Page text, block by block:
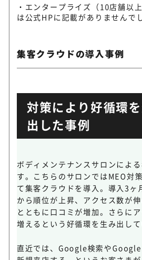
エンタープライズ（10店舗以
は公式HPに記載がありませんで
集客クラウドの導入事例
対策により好循環
出した事例
ボディメンテナンスサロンによ
す。こちらのサロンではMEO対
て集客クラウドを導入。導入3ヶ
から順位が上昇、アクセス数が
とともに口コミが増加。さらに
増えるという好循環を生み出して
直近では、Google検索やGoogle